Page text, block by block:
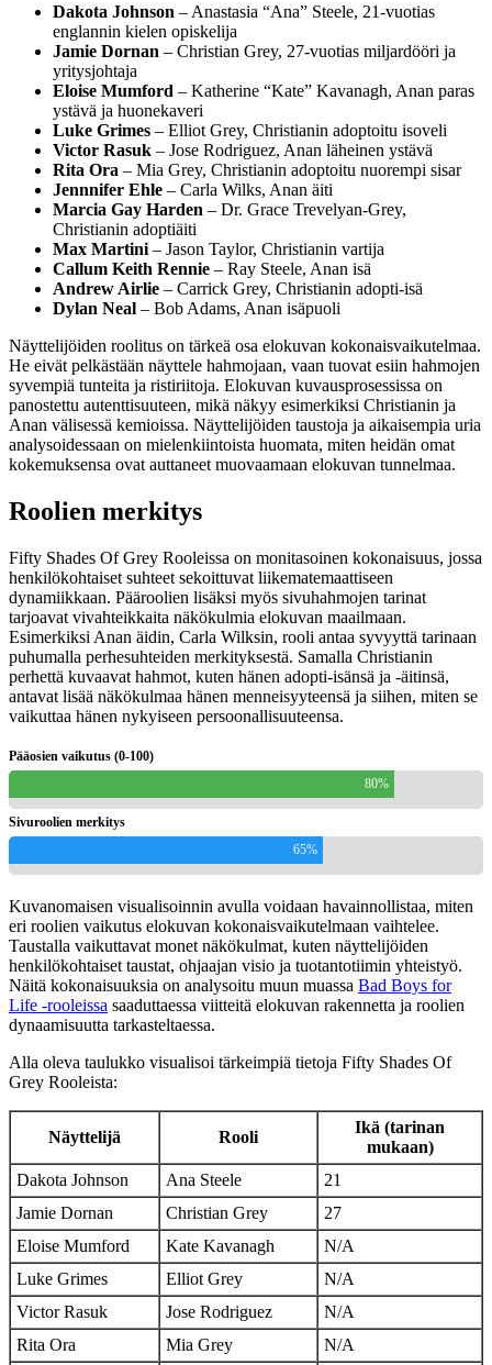
Dakota Johnson – Anastasia “Ana” Steele, 21-vuotias
englannin kielen opiskelija
Jamie Dornan – Christian Grey, 27-vuotias miljardööri ja
yritysjohtaja
Eloise Mumford – Katherine “Kate” Kavanagh, Anan paras
ystävä ja huonekaveri
Luke Grimes – Elliot Grey, Christianin adoptoitu isoveli
Victor Rasuk – Jose Rodriguez, Anan läheinen ystävä
Rita Ora – Mia Grey, Christianin adoptoitu nuorempi sisar
Jennnifer Ehle – Carla Wilks, Anan äiti
Marcia Gay Harden – Dr. Grace Trevelyan-Grey,
Christianin adoptiäiti
Max Martini – Jason Taylor, Christianin vartija
Callum Keith Rennie – Ray Steele, Anan isä
Andrew Airlie – Carrick Grey, Christianin adopti-isä
Dylan Neal – Bob Adams, Anan isäpuoli
Näyttelijöiden roolitus on tärkeä osa elokuvan kokonaisvaikutelmaa.
He eivät pelkästään näyttele hahmojaan, vaan tuovat esiin hahmojen
syvempiä tunteita ja ristiriitoja. Elokuvan kuvausprosessissa on
panostettu autenttisuuteen, mikä näkyy esimerkiksi Christianin ja
Anan välisessä kemioissa. Näyttelijöiden taustoja ja aikaisempia uria
analysoidessaan on mielenkiintoista huomata, miten heidän omat
kokemuksensa ovat auttaneet muovaamaan elokuvan tunnelmaa.
Roolien merkitys
Fifty Shades Of Grey Rooleissa on monitasoinen kokonaisuus, jossa
henkilökohtaiset suhteet sekoittuvat liikematemaattiseen
dynamiikkaan. Pääroolien lisäksi myös sivuhahmojen tarinat
tarjoavat vivahteikkaita näkökulmia elokuvan maailmaan.
Esimerkiksi Anan äidin, Carla Wilksin, rooli antaa syvyyttä tarinaan
puhumalla perhesuhteiden merkityksestä. Samalla Christianin
perhettä kuvaavat hahmot, kuten hänen adopti-isänsä ja -äitinsä,
antavat lisää näkökulmaa hänen menneisyyteensä ja siihen, miten se
vaikuttaa hänen nykyiseen persoonallisuuteensa.
Pääosien vaikutus (0-100)
80%
Sivuroolien merkitys
65%
Kuvanomaisen visualisoinnin avulla voidaan havainnollistaa, miten
eri roolien vaikutus elokuvan kokonaisvaikutelmaan vaihtelee.
Taustalla vaikuttavat monet näkökulmat, kuten näyttelijöiden
henkilökohtaiset taustat, ohjaajan visio ja tuotantotiimin yhteistyö.
Näitä kokonaisuuksia on analysoitu muun muassa Bad Boys for
Life -rooleissa saaduttaessa viitteitä elokuvan rakennetta ja roolien
dynaamisuutta tarkasteltaessa.
Alla oleva taulukko visualisoi tärkeimpiä tietoja Fifty Shades Of
Grey Rooleista:
Näyttelijä Rooli
Ikä (tarinan
mukaan)
Dakota Johnson
Ana Steele
21
Jamie Dornan
Christian Grey
27
Eloise Mumford
Kate Kavanagh
N/A
Luke Grimes
Elliot Grey
N/A
Victor Rasuk
Jose Rodriguez
N/A
Rita Ora
Mia Grey N/A